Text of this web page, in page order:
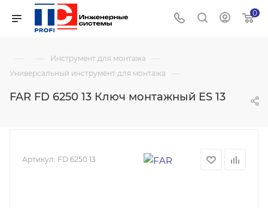
0
— — Инструмент для монтажа —
Универсальный инструмент для монтажа —
FAR FD 6250 13 Ключ монтажный ES 13
Артикул: FD 6250 13